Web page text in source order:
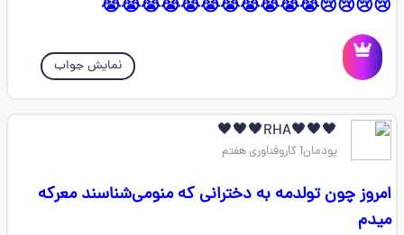
😢😢😢😢😭😭😭😭😭😭😭😭😭😭😭
نمایش جواب
🖤🖤🖤RHA🖤🖤🖤
پودمان1 کاروفناوری هفتم
امروز چون تولدمه به دخترانی که منومی‌شناسند معرکه
میدم